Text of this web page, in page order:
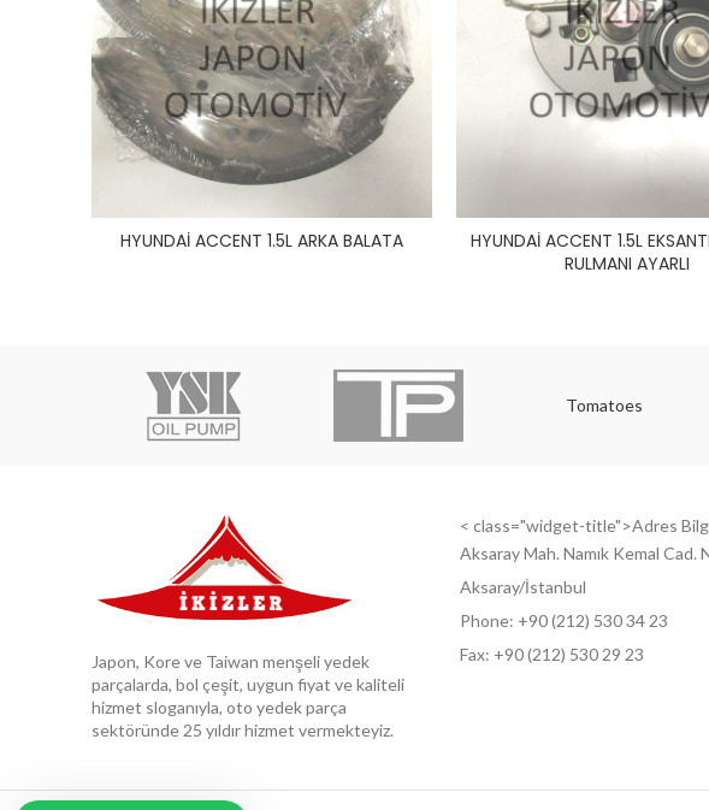
HYUNDAİ ACCENT 1.5L ARKA BALATA
HYUNDAİ ACCENT 1.5L
RULMANI AYARLI
Tomatoes
Japon, Kore ve Taiwan menşeli yedek
parçalarda, bol çeşit, uygun fiyat ve kaliteli
hizmet sloganıyla, oto yedek parça
sektöründe 25 yıldır hizmet vermekteyiz.
< class="widget-title">Adres
Aksaray Mah. Namık Kemal Cad.
Aksaray/İstanbul
Phone: +90 (212) 530 34 23
Fax: +90 (212) 530 29 23